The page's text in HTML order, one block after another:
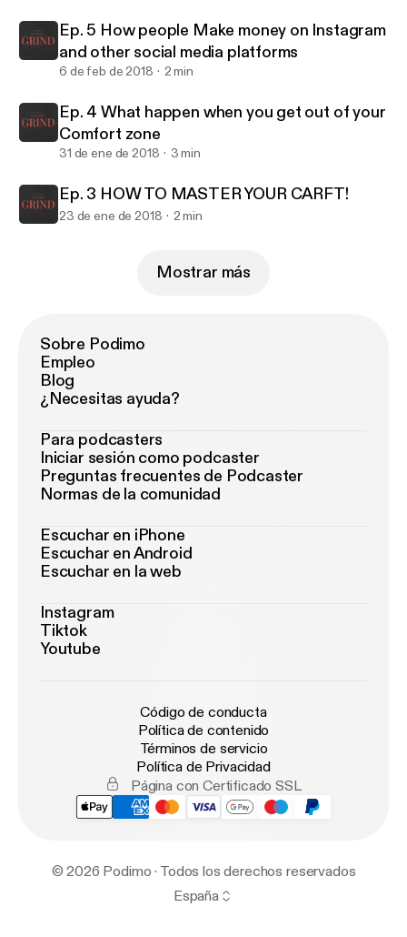
Ep. 5 How people Make money on Instagram
and other social media platforms
6 de feb de 2018 2 min
Ep. 4 What happen when you get out of your
Comfort zone
31 de ene de 2018 3 min
Ep. 3 HOW TO MASTER YOUR CARFT!
23 de ene de 2018 2 min
Mostrar más
Sobre Podimo
Empleo
Blog
¿Necesitas ayuda?
Para podcasters
Iniciar sesión como podcaster
Preguntas frecuentes de Podcaster
Normas de la comunidad
Escuchar en iPhone
Escuchar en Android
Escuchar en la web
Instagram
Tiktok
Youtube
Código de conducta
Política de contenido
Términos de servicio
Política de Privacidad
Página con Certificado SSL
© 2026 Podimo · Todos los derechos reservados
España